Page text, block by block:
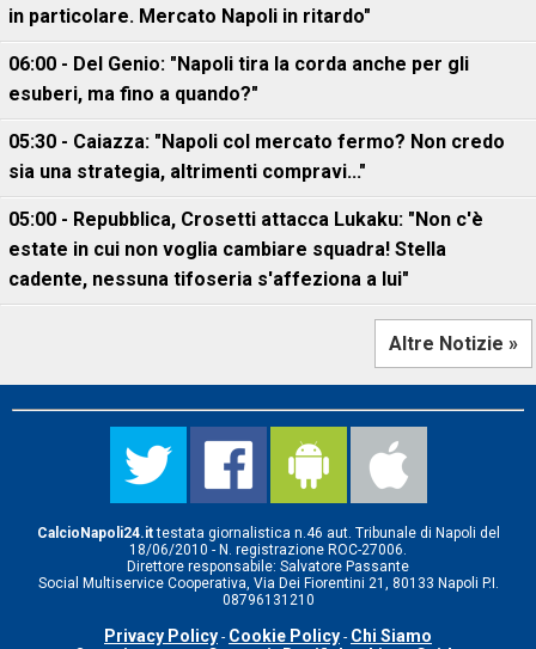
in particolare. Mercato Napoli in ritardo"
06:00 - Del Genio: "Napoli tira la corda anche per gli
esuberi, ma fino a quando?"
05:30 - Caiazza: "Napoli col mercato fermo? Non credo
sia una strategia, altrimenti compravi..."
05:00 - Repubblica, Crosetti attacca Lukaku: "Non c'è
estate in cui non voglia cambiare squadra! Stella
cadente, nessuna tifoseria s'affeziona a lui"
Altre Notizie »
CalcioNapoli24.ittestata giornalistica n.46 aut. Tribunale di Napoli del
18/06/2010 - N. registrazione ROC-27006.
Direttore responsabile: Salvatore Passante
Social Multiservice Cooperativa, Via Dei Fiorentini 21, 80133 Napoli P.I.
08796131210
Privacy Policy - Cookie Policy - Chi Siamo